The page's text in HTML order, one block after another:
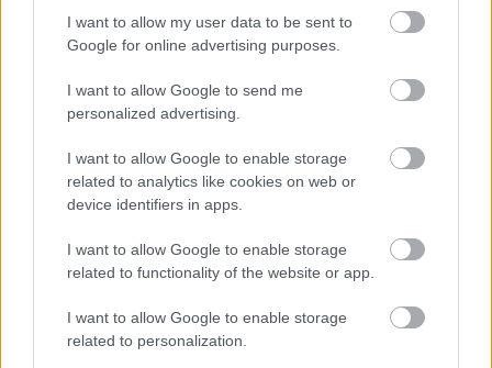
I want to allow my user data to be sent to
Google for online advertising purposes.
I want to allow Google to send me
personalized advertising.
I want to allow Google to enable storage
related to analytics like cookies on web or
device identifiers in apps.
I want to allow Google to enable storage
related to functionality of the website or app.
I want to allow Google to enable storage
related to personalization.
χρονών.